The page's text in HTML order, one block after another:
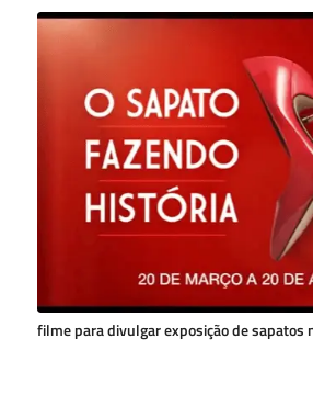
filme para divulgar exposição de sapatos